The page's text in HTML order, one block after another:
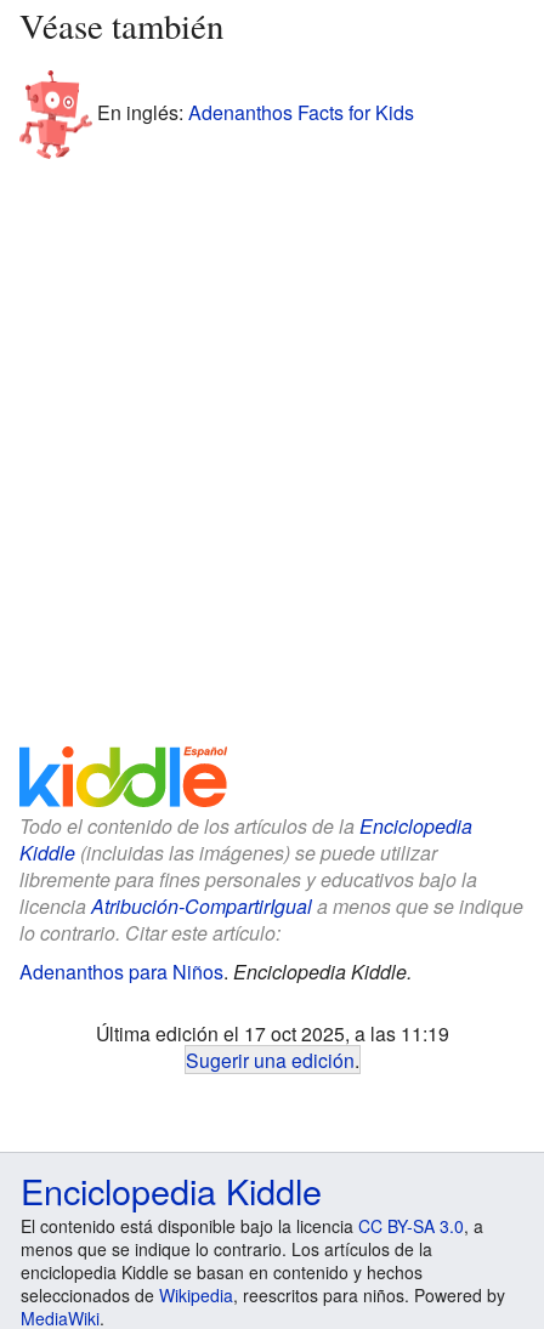
Véase también
En inglés: Adenanthos Facts for Kids
Todo el contenido de los artículos de la Enciclopedia
Kiddle (incluidas las imágenes) se puede utilizar
libremente para fines personales y educativos bajo la
licenciaAtribución-CompartirIguala menos que se indique
lo contrario. Citar este artículo:
Adenanthos para Niños. Enciclopedia Kiddle.
Última edición el 17 oct 2025, a las 11:19
Sugerir una edición.
Enciclopedia Kiddle
El contenido está disponible bajo la licencia CC BY-SA 3.0, a
menos que se indique lo contrario. Los artículos de la
enciclopedia Kiddle se basan en contenido y hechos
seleccionados de Wikipedia, reescritos para niños. Powered by
MediaWiki.